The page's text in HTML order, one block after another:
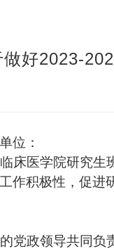
做好2023-
位：
床医学院研究生
作积极性，促进
党政领导共同负